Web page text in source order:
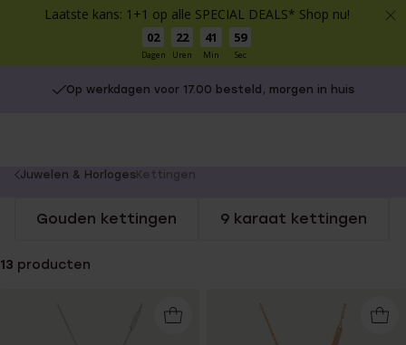
Laatste kans: 1+1 op alle SPECIAL DEALS* Shop nu!
02
Dagen
22
Uren
41
Min
59
Sec
Op werkdagen voor 17.00 besteld, morgen in huis
You
here:
Juwelen & Horloges Kettingen
Gouden kettingen 9 karaat kettingen
13 producten